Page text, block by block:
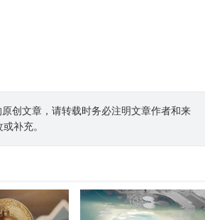
创文章，请转载时务必注明文章作者和来
补充。